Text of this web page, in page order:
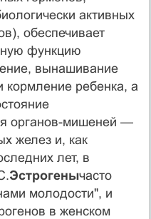
активных
обеспечивает
функцию
вынашивание
кормление ребенка, а
органов-мишеней —
желез и, как
лет, в
Эстрогенычасто
молодости", и
в женском